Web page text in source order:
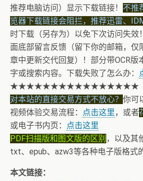
推荐电脑访问）显示下载链接！ 不推
览器下载链接会阻拦，推荐迅雷、
时下载（另存为）以免下次访问失效
面底部留言反馈（留下你的邮箱，仅
章中更新交代回复）！部分带OCR
字或搜索内容。下载失败了怎么办：
★★★★★★★★★★★★★★★★
对本站的直接交易方式不放心？ 你可
视频体验交易流程：
点击这里，或者
或电子书内页：
点击这里
PDF扫描版和图文版的区别 ，以及其
txt、epub、azw3等各种电子版格式
本文链接：